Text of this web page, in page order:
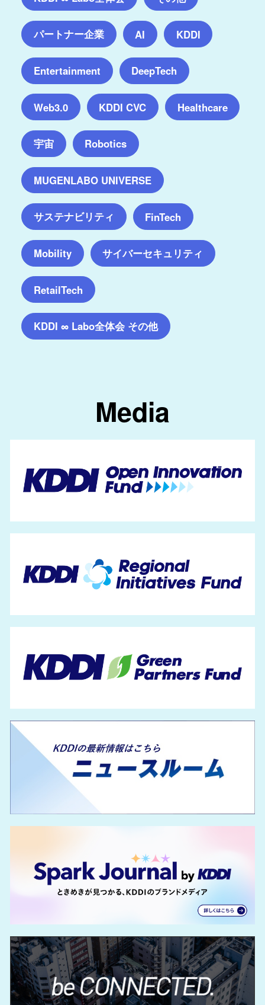
パートナー企業 AI KDDI
Entertainment DeepTech
Web3.0 KDDI CVC Healthcare
宇宙 Robotics
MUGENLABO UNIVERSE
サステナビリティ FinTech
Mobility サイバーセキュリティ
RetailTech
KDDI ∞ Labo全体会 その他
Media